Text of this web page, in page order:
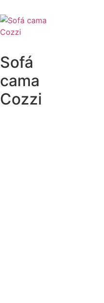
Sofá
cama
Cozzi